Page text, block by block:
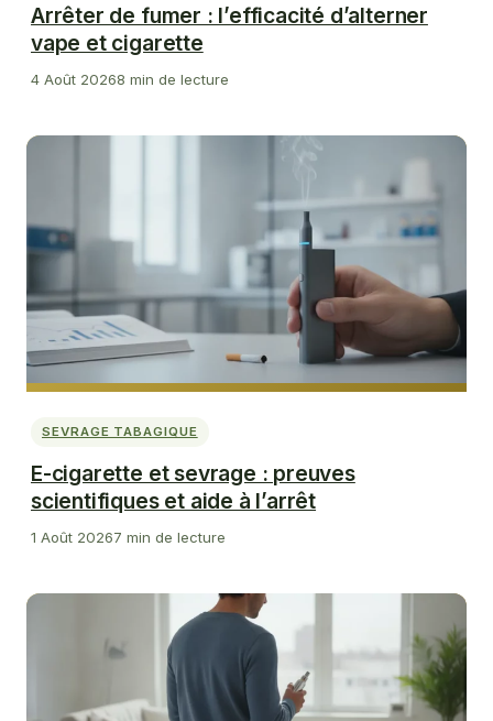
Arrêter de fumer : l’efficacité d’alterner
vape et cigarette
4 Août 20268 min de lecture
SEVRAGE TABAGIQUE
E-cigarette et sevrage : preuves
scientifiques et aide à l’arrêt
1 Août 20267 min de lecture